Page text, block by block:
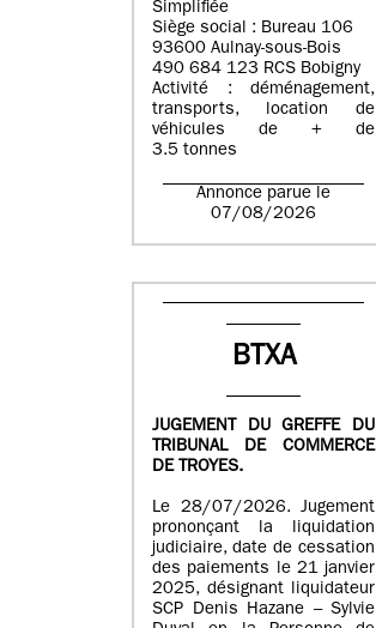
Simplifiée
Siège social : Bureau 106
93600 Aulnay-sous-Bois
490 684 123 RCS Bobigny
Activité : déménagement,
transports, location de
véhicules de + de
3.5 tonnes
Annonce parue le
07/08/2026
BTXA
JUGEMENT DU GREFFE DU
TRIBUNAL DE COMMERCE
DE TROYES.
Le 28/07/2026. Jugement
prononçant la liquidation
judiciaire, date de cessation
des paiements le 21 janvier
2025, désignant liquidateur
SCP Denis Hazane – Sylvie